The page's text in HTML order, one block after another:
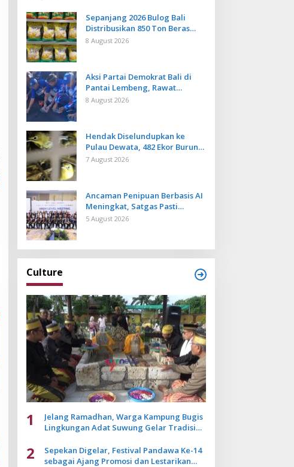
Sepanjang 2026 Bulog Bali
Distribusikan 850 Ton Beras
Premium ke Jaringan Ritel
8 August 2026
Aksi Partai Demokrat Bali di
Pantai Lembeng, Rawat
Lingkungan hingga Lepas
8 August 2026
Hendak Diselundupkan ke
Pulau Dewata, 482 Ekor Burung
dari NTB Diamankan Karantina
7 August 2026
Ancaman Penipuan Berbasis AI
Meningkat, Satgas Pasti
Perkuat Penindakan dan
5 August 2026
Culture
1
Jelang Ramadhan, Warga Kampung Bugis
Lingkungan Adat Suwung Gelar Tradisi
2
Sepekan Digelar, Festival Pandawa Ke-14
sebagai Ajang Promosi dan Lestarikan